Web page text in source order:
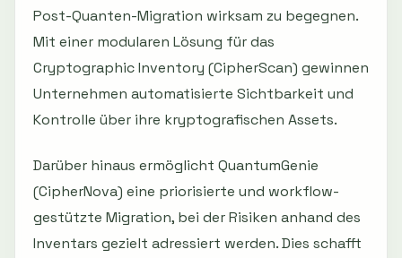
Post-Quanten-Migration wirksam zu begegnen.
Mit einer modularen Lösung für das
Cryptographic Inventory (CipherScan) gewinnen
Unternehmen automatisierte Sichtbarkeit und
Kontrolle über ihre kryptografischen Assets.
Darüber hinaus ermöglicht QuantumGenie
(CipherNova) eine priorisierte und workflow-
gestützte Migration, bei der Risiken anhand des
Inventars gezielt adressiert werden. Dies schafft